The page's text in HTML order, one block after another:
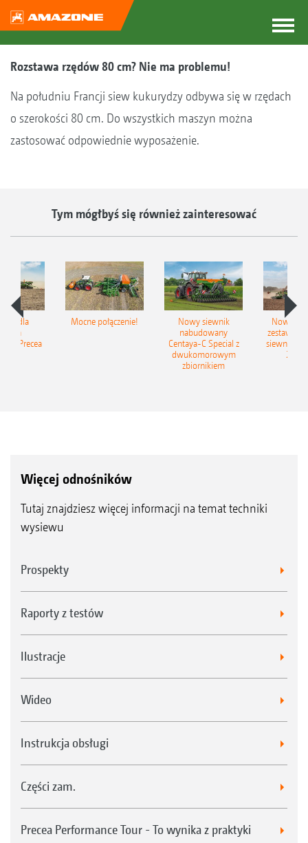
Rozstawa rzędów 80 cm? Nie ma problemu!
Na południu Francji siew kukurydzy odbywa się w rzędach
o szerokości 80 cm. Do wszystkich maszyn można
zastosować odpowiednie wyposażenie.
Tym mógłbyś się również zainteresować
dla
Precea
Mocne połączenie!
Nowy siewnik
nabudowany
Centaya-C Special z
dwukomorowym
zbiornikiem
Nowy
zestaw
siewny
2C
Więcej odnośników
Tutaj znajdziesz więcej informacji na temat techniki
wysiewu
Prospekty
Raporty z testów
Ilustracje
Wideo
Instrukcja obsługi
Części zam.
Precea Performance Tour - To wynika z praktyki